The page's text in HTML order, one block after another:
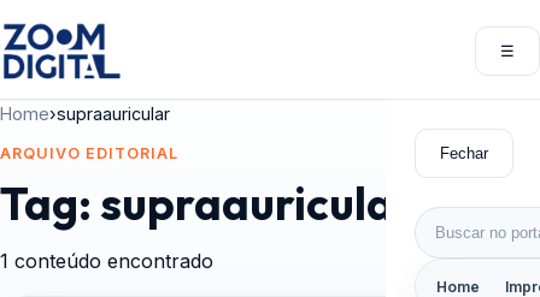
☰
Fechar
Buscar por:
Home
Home›supraauricular
ARQUIVO EDITORIAL
Tag: supraauricular
1 conteúdo encontrado